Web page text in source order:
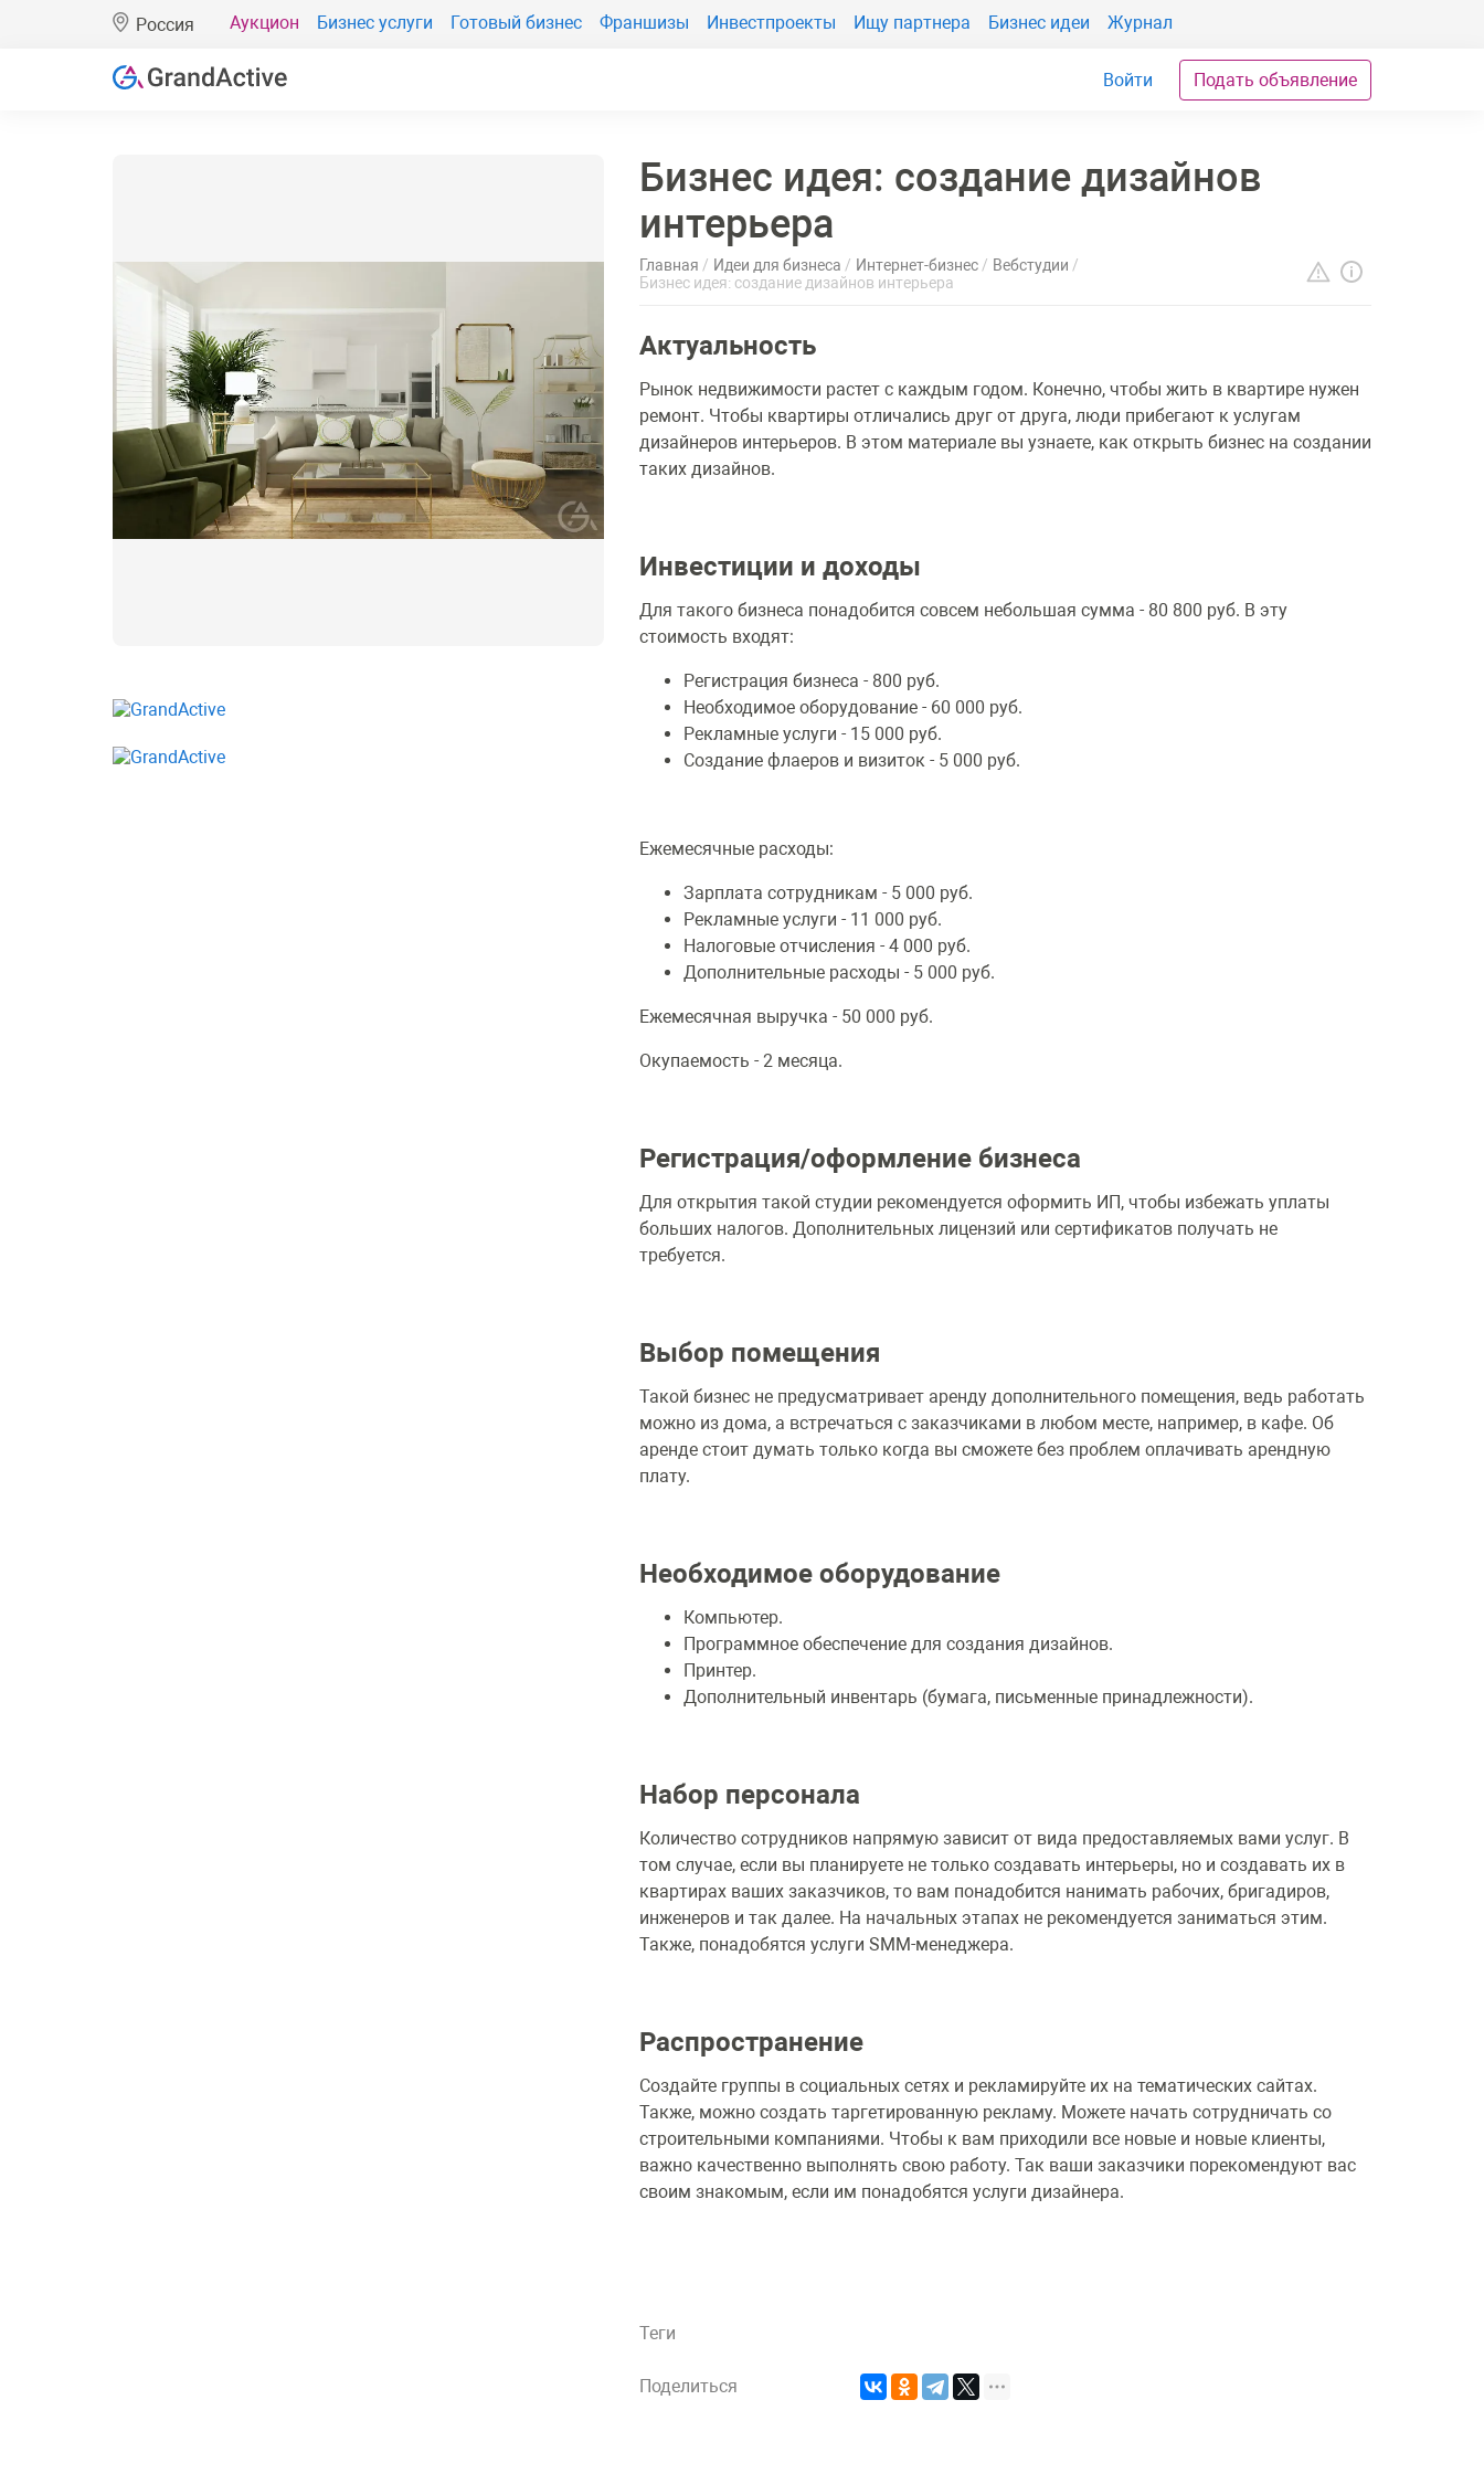
Россия Аукцион Бизнес услуги Готовый бизнес Франшизы Инвестпроекты Ищу партнера Бизнес идеи Журнал
Войти Подать объявление
Бизнес идея: создание дизайнов
интерьера
Главная Идеи для бизнеса Интернет-бизнес
Вебстудии
Бизнес идея: создание дизайнов интерьера
Актуальность
Рынок недвижимости растет с каждым годом. Конечно, чтобы жить в квартире нужен
ремонт. Чтобы квартиры отличались друг от друга, люди прибегают к услугам
дизайнеров интерьеров. В этом материале вы узнаете, как открыть бизнес на создании
таких дизайнов.
Инвестиции и доходы
Для такого бизнеса понадобится совсем небольшая сумма - 80 800 руб. В эту
стоимость входят:
Регистрация бизнеса - 800 руб.
Необходимое оборудование - 60 000 руб.
Рекламные услуги - 15 000 руб.
Создание флаеров и визиток - 5 000 руб.
Ежемесячные расходы:
Зарплата сотрудникам - 5 000 руб.
Рекламные услуги - 11 000 руб.
Налоговые отчисления - 4 000 руб.
Дополнительные расходы - 5 000 руб.
Ежемесячная выручка - 50 000 руб.
Окупаемость - 2 месяца.
Регистрация/оформление бизнеса
Для открытия такой студии рекомендуется оформить ИП, чтобы избежать уплаты
больших налогов. Дополнительных лицензий или сертификатов получать не
требуется.
Выбор помещения
Такой бизнес не предусматривает аренду дополнительного помещения, ведь работать
можно из дома, а встречаться с заказчиками в любом месте, например, в кафе. Об
аренде стоит думать только когда вы сможете без проблем оплачивать арендную
плату.
Необходимое оборудование
Компьютер.
Программное обеспечение для создания дизайнов.
Принтер.
Дополнительный инвентарь (бумага, письменные принадлежности).
Набор персонала
Количество сотрудников напрямую зависит от вида предоставляемых вами услуг. В
том случае, если вы планируете не только создавать интерьеры, но и создавать их в
квартирах ваших заказчиков, то вам понадобится нанимать рабочих, бригадиров,
инженеров и так далее. На начальных этапах не рекомендуется заниматься этим.
Также, понадобятся услуги SMM-менеджера.
Распространение
Создайте группы в социальных сетях и рекламируйте их на тематических сайтах.
Также, можно создать таргетированную рекламу. Можете начать сотрудничать со
строительными компаниями. Чтобы к вам приходили все новые и новые клиенты,
важно качественно выполнять свою работу. Так ваши заказчики порекомендуют вас
своим знакомым, если им понадобятся услуги дизайнера.
Теги
Поделиться